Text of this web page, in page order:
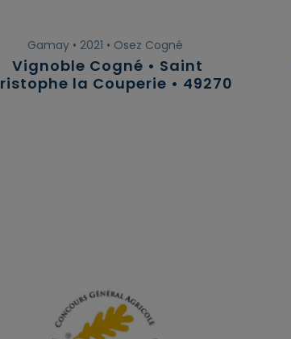
Gamay • 2021 • Osez Cogné
Vignoble Cogné • Saint
la Couperie • 49270